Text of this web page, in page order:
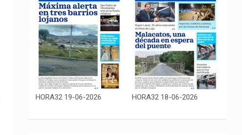
HORA32 19-06-2026 HORA32 18-06-2026